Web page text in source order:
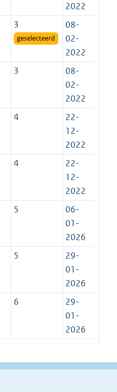
2022
3
geselecteerd
08-
02-
2022
3
08-
02-
2022
4
22-
12-
2022
4
22-
12-
2022
5
06-
01-
2026
5
29-
01-
2026
6
29-
01-
2026